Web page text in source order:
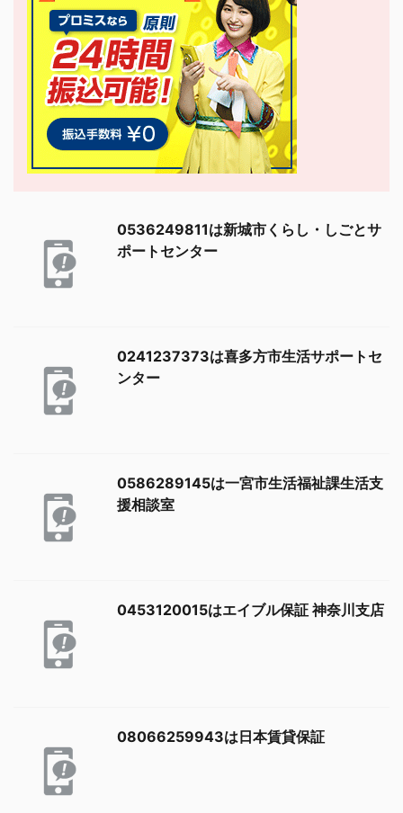
0536249811は新城市くらし・しごとサ
ポートセンター
0241237373は喜多方市生活サポートセ
ンター
0586289145は一宮市生活福祉課生活支
援相談室
0453120015はエイブル保証 神奈川支店
08066259943は日本賃貸保証